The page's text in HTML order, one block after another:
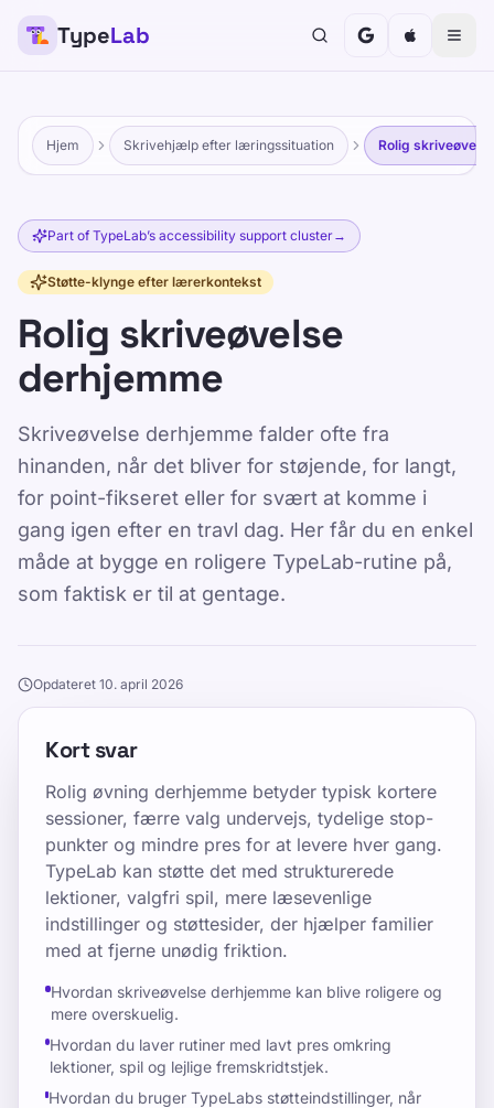
TypeLab
Hjem Skrivehjælp efter læringssituation Rolig
Part of TypeLab’s accessibility support cluster→
Støtte-klynge efter lærerkontekst
Rolig skriveøvelse
derhjemme
Skriveøvelse derhjemme falder ofte fra
hinanden, når det bliver for støjende, for langt,
for point-fikseret eller for svært at komme i
gang igen efter en travl dag. Her får du en enkel
måde at bygge en roligere TypeLab-rutine på,
som faktisk er til at gentage.
Opdateret 10. april 2026
Kort svar
Rolig øvning derhjemme betyder typisk kortere
sessioner, færre valg undervejs, tydelige stop-
punkter og mindre pres for at levere hver gang.
TypeLab kan støtte det med strukturerede
lektioner, valgfri spil, mere læsevenlige
indstillinger og støttesider, der hjælper familier
med at fjerne unødig friktion.
Hvordan skriveøvelse derhjemme kan blive roligere og
mere overskuelig.
Hvordan du laver rutiner med lavt pres omkring
lektioner, spil og lejlige fremskridtstjek.
Hvordan du bruger TypeLabs støtteindstillinger, når